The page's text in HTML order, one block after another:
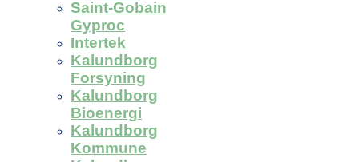
Saint-Gobain
Gyproc
Intertek
Kalundborg
Forsyning
Kalundborg
Bioenergi
Kalundborg
Kommune